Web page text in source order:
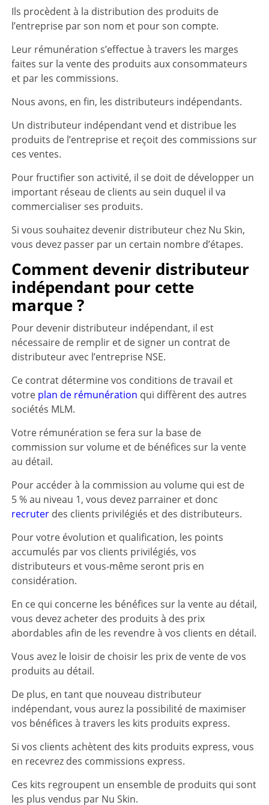
Ils procèdent à la distribution des produits de
l’entreprise par son nom et pour son compte.
Leur rémunération s’effectue à travers les marges
faites sur la vente des produits aux consommateurs
et par les commissions.
Nous avons, en fin, les distributeurs indépendants.
Un distributeur indépendant vend et distribue les
produits de l’entreprise et reçoit des commissions sur
ces ventes.
Pour fructifier son activité, il se doit de développer un
important réseau de clients au sein duquel il va
commercialiser ses produits.
Si vous souhaitez devenir distributeur chez Nu Skin,
vous devez passer par un certain nombre d’étapes.
Comment devenir distributeur
indépendant pour cette
marque ?
Pour devenir distributeur indépendant, il est
nécessaire de remplir et de signer un contrat de
distributeur avec l’entreprise NSE.
Ce contrat détermine vos conditions de travail et
votre plan de rémunération qui diffèrent des autres
sociétés MLM.
Votre rémunération se fera sur la base de
commission sur volume et de bénéfices sur la vente
au détail.
Pour accéder à la commission au volume qui est de
5 % au niveau 1, vous devez parrainer et donc
recruter des clients privilégiés et des distributeurs.
Pour votre évolution et qualification, les points
accumulés par vos clients privilégiés, vos
distributeurs et vous-même seront pris en
considération.
En ce qui concerne les bénéfices sur la vente au détail,
vous devez acheter des produits à des prix
abordables afin de les revendre à vos clients en détail.
Vous avez le loisir de choisir les prix de vente de vos
produits au détail.
De plus, en tant que nouveau distributeur
indépendant, vous aurez la possibilité de maximiser
vos bénéfices à travers les kits produits express.
Si vos clients achètent des kits produits express, vous
en recevrez des commissions express.
Ces kits regroupent un ensemble de produits qui sont
les plus vendus par Nu Skin.